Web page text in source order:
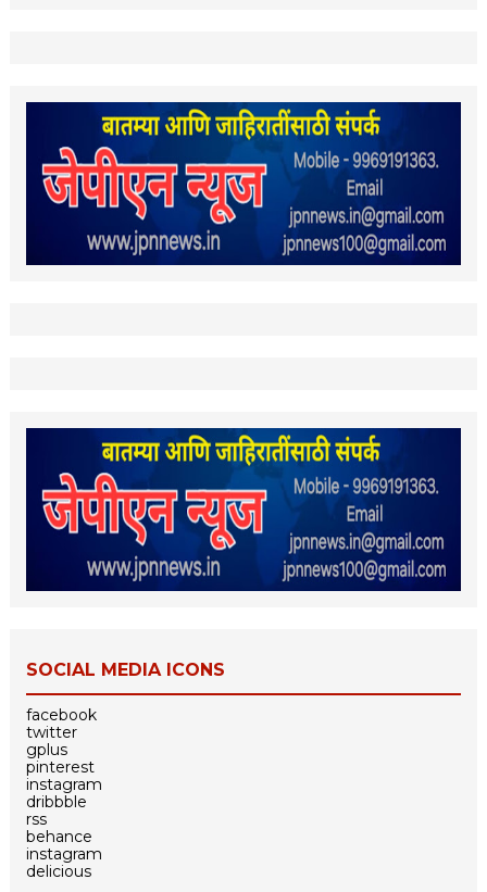
SOCIAL MEDIA ICONS
facebook
twitter
gplus
pinterest
instagram
dribbble
rss
behance
instagram
delicious